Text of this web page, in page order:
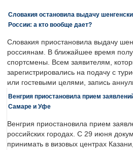
Словакия остановила выдачу
России: а кто вообще дает?
Словакия приостановила выдачу
россиянам. В ближайшее время
спортсмены. Всем заявителям,
зарегистрировались на подачу с
или гостевыми целями, запись
Венгрия приостановила прием
Самаре и Уфе
Венгрия приостановила прием
российских городах. С 29 июня
принимать в визовых центрах